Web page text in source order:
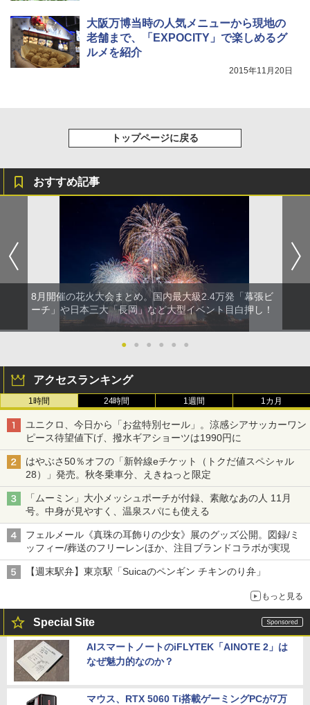
大阪万博当時の人気メニューから現地の
老舗まで、「EXPOCITY」で楽しめるグ
ルメを紹介
2015年11月20日
トップページに戻る
おすすめ記事
8月開催の花火大会まとめ。国内最大級2.4万発「幕張ビ
ーチ」や日本三大「長岡」など大型イベント目白押し！
● ● ● ● ● ●
アクセスランキング
1時間 24時間 1週間 1カ月
ユニクロ、今日から「お盆特別セール」。涼感シアサッカーワン
ピース待望値下げ、撥水ギアショーツは1990円に
はやぶさ50％オフの「新幹線eチケット（トクだ値スペシャル
28）」発売。秋冬乗車分、えきねっと限定
「ムーミン」大小メッシュポーチが付録、素敵なあの人 11月
号。中身が見やすく、温泉スパにも使える
フェルメール《真珠の耳飾りの少女》展のグッズ公開。図録/ミ
ッフィー/葬送のフリーレンほか、注目ブランドコラボが実現
【週末駅弁】東京駅「Suicaのペンギン チキンのり弁」
もっと見る
Special Site
AIスマートノートのiFLYTEK「AINOTE 2」は
なぜ魅力的なのか？
マウス、RTX 5060 Ti搭載ゲーミングPCが7万